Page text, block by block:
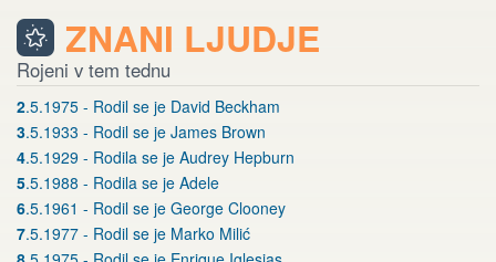
ZNANI LJUDJE
Rojeni v tem tednu
2.5.1975 - Rodil se je David Beckham
3.5.1933 - Rodil se je James Brown
4.5.1929 - Rodila se je Audrey Hepburn
5.5.1988 - Rodila se je Adele
6.5.1961 - Rodil se je George Clooney
7.5.1977 - Rodil se je Marko Milić